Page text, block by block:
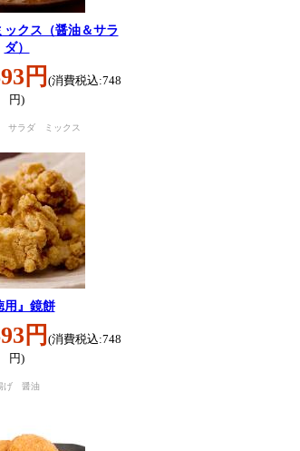
ックス（醤油＆サラ
ダ）
円 (消費税込:748
円)
ラダ ミックス
用』鏡餅
円 (消費税込:748
円)
げ 醤油